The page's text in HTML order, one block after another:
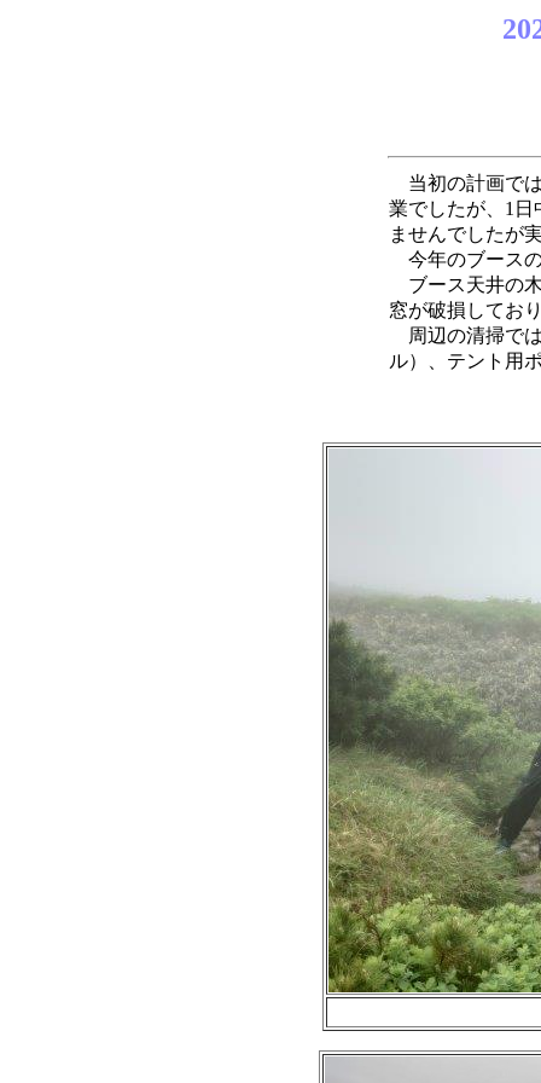
当初の計画で
業でしたが、1日
ませんでしたが
今年のブース
ブース天井の
窓が破損してお
周辺の清掃で
ル）、テント用